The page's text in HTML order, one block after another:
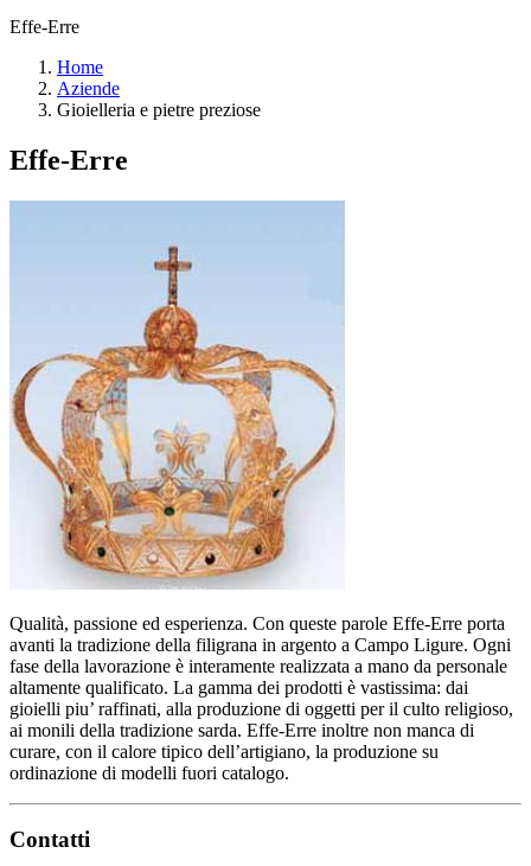
Effe-Erre
Home
Aziende
Gioielleria e pietre preziose
Effe-Erre
Qualità, passione ed esperienza. Con queste parole Effe-Erre porta
avanti la tradizione della filigrana in argento a Campo Ligure. Ogni
fase della lavorazione è interamente realizzata a mano da personale
altamente qualificato. La gamma dei prodotti è vastissima: dai
gioielli piu’ raffinati, alla produzione di oggetti per il culto religioso,
ai monili della tradizione sarda. Effe-Erre inoltre non manca di
curare, con il calore tipico dell’artigiano, la produzione su
ordinazione di modelli fuori catalogo.
Contatti